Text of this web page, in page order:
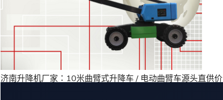
济南升降机厂家：10米曲臂式升降车 / 电动曲臂车源头直供价